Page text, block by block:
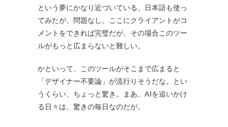
という夢にかなり近づいている。日本語も使っ
てみたが、問題なし。ここにクライアントがコ
メントをできれば完璧だが、その場合このツー
ルがもっと広まらないと難しい。
かといって、このツールがそこまで広まると
「デザイナー不要論」が流行りそうだな。とい
うくらい、ちょっと驚き。まあ、AIを追いかけ
る日々は、驚きの毎日なのだが。